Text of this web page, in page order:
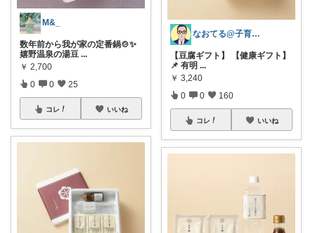
M&_
数年前から我が家の定番鍋🍲✨
嬉野温泉の湯豆 ...
￥ 2,700
0 0 25
コレ いいね
なおてる@子育て共働き いつもTHX🙏
【豆腐ギフト】 【健康ギフト】
📌 有明 ...
￥ 3,240
0 0 160
コレ いいね